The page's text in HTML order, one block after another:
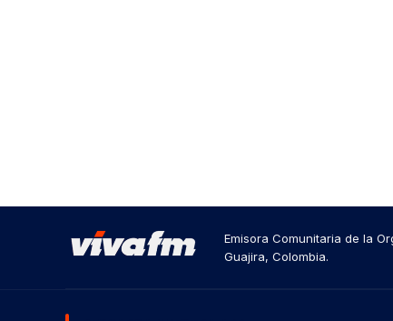
Emisora Comunitaria de la
Guajira, Colombia.